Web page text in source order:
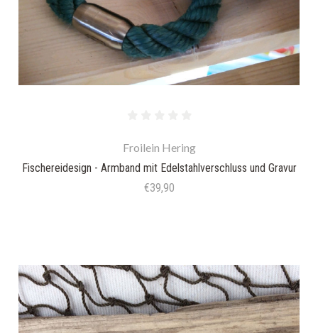
Froilein Hering
Fischereidesign - Armband mit Edelstahlverschluss und Gravur
€39,90